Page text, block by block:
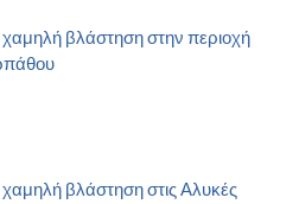
βλάστηση στην περιοχή
βλάστηση στις Αλυκές